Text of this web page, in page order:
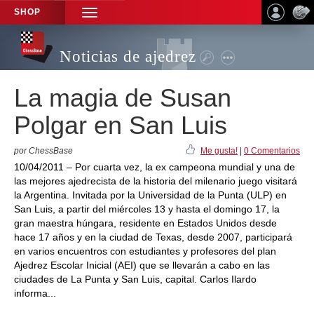
SHOP
TOGGLE
NAVIGATION
Noticias de ajedrez
La magia de Susan
Polgar en San Luis
por ChessBase Me gusta! 0 Comentarios
10/04/2011 – Por cuarta vez, la ex campeona mundial y una de
las mejores ajedrecista de la historia del milenario juego visitará
la Argentina. Invitada por la Universidad de la Punta (ULP) en
San Luis, a partir del miércoles 13 y hasta el domingo 17, la
gran maestra húngara, residente en Estados Unidos desde
hace 17 años y en la ciudad de Texas, desde 2007, participará
en varios encuentros con estudiantes y profesores del plan
Ajedrez Escolar Inicial (AEI) que se llevarán a cabo en las
ciudades de La Punta y San Luis, capital. Carlos Ilardo
informa...